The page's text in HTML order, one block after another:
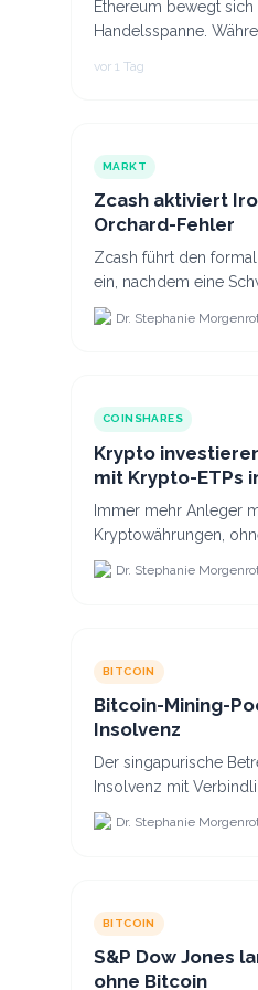
Ethereum bewegt
Handelsspanne.
vor 1 Tag
MARKT
Zcash aktiviert
Orchard-Fehler
Zcash führt den
ein, nachdem eine
die Erstellung
Dr. Stephanie
COINSHARES
Krypto
mit Krypto-ETPs
Co. anlegst
Immer mehr Anleger
Kryptowährungen,
Krypto-Wallet
dass viele nicht nur
Dr. Stephanie
BITCOIN
Bitcoin-Mining-
Insolvenz
Der singapurische
Insolvenz mit
und plant den Verkauf
Dr. Stephanie
BITCOIN
S&P Dow Jones
ohne Bitcoin